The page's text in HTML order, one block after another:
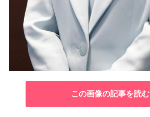
この画像の記事を読む